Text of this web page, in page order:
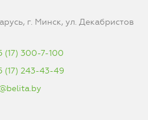
г. Минск, ул. Декабристов
(17) 300-7-100
(17) 243-43-49